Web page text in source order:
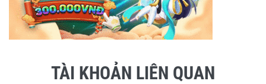
TÀI KHOẢN LIÊN QUAN